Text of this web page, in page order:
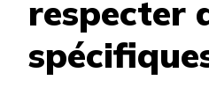
respecter